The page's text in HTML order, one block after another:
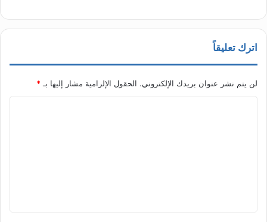
اترك تعليقاً
لن يتم نشر عنوان بريدك الإلكتروني. الحقول الإلزامية مشار إليها بـ*
ق